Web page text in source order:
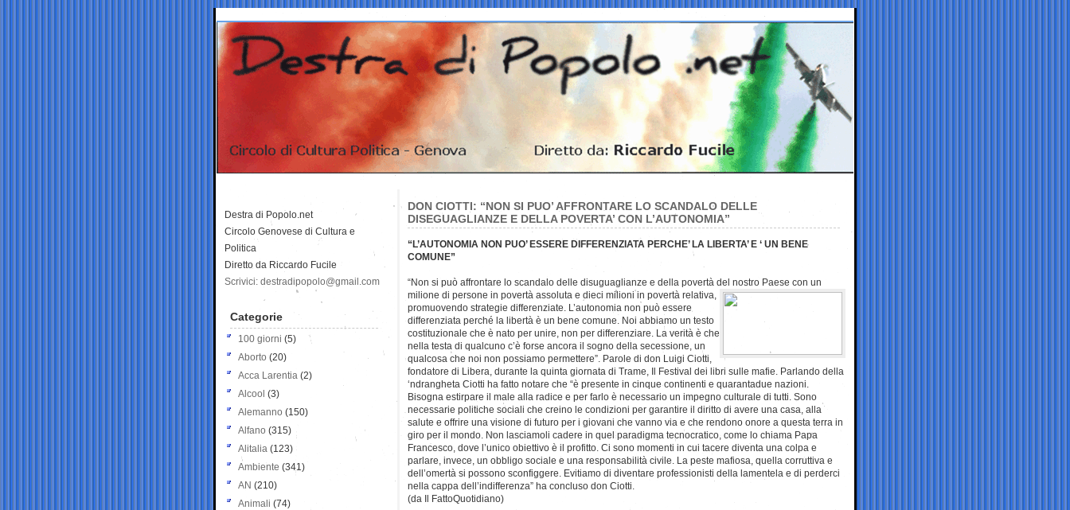
DON CIOTTI: “NON SI PUO’ AFFRONTARE LO SCANDALO DELLE
DISEGUAGLIANZE E DELLA POVERTA’ CON L’AUTONOMIA”
“L’AUTONOMIA NON PUO’ ESSERE DIFFERENZIATA PERCHE’ LA LIBERTA’ E ‘ UN BENE
COMUNE”
“Non si può affrontare lo scandalo delle disuguaglianze e della povertà del nostro Paese con un
milione di persone in povertà assoluta e dieci milioni in povertà relativa,
promuovendo strategie differenziate. L’autonomia non può essere
differenziata perché la libertà è un bene comune. Noi abbiamo un testo
costituzionale che è nato per unire, non per differenziare. La verità è che
nella testa di qualcuno c’è forse ancora il sogno della secessione, un
qualcosa che noi non possiamo permettere”. Parole di don Luigi Ciotti,
fondatore di Libera, durante la quinta giornata di Trame, Il Festival dei libri sulle mafie. Parlando della
‘ndrangheta Ciotti ha fatto notare che “è presente in cinque continenti e quarantadue nazioni.
Bisogna estirpare il male alla radice e per farlo è necessario un impegno culturale di tutti. Sono
necessarie politiche sociali che creino le condizioni per garantire il diritto di avere una casa, alla
salute e offrire una visione di futuro per i giovani che vanno via e che rendono onore a questa terra in
giro per il mondo. Non lasciamoli cadere in quel paradigma tecnocratico, come lo chiama Papa
Francesco, dove l’unico obiettivo è il profitto. Ci sono momenti in cui tacere diventa una colpa e
parlare, invece, un obbligo sociale e una responsabilità civile. La peste mafiosa, quella corruttiva e
dell’omertà si possono sconfiggere. Evitiamo di diventare professionisti della lamentela e di perderci
nella cappa dell’indifferenza” ha concluso don Ciotti.
(da Il FattoQuotidiano)
Destra di Popolo.net
Circolo Genovese di Cultura e
Politica
Diretto da Riccardo Fucile
Scrivici: destradipopolo@gmail.com
Categorie
100 giorni (5)
Aborto (20)
Acca Larentia (2)
Alcool (3)
Alemanno (150)
Alfano (315)
Alitalia (123)
Ambiente (341)
AN (210)
Animali (74)